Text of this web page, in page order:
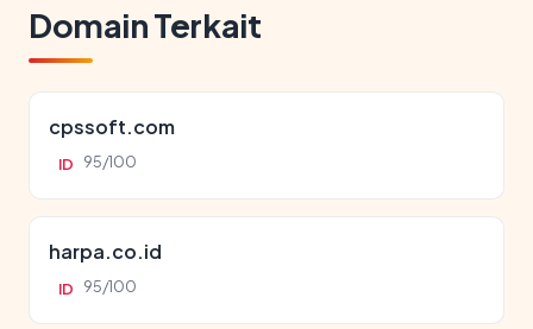
Domain Terkait
cpssoft.com
ID 95/100
harpa.co.id
ID 95/100